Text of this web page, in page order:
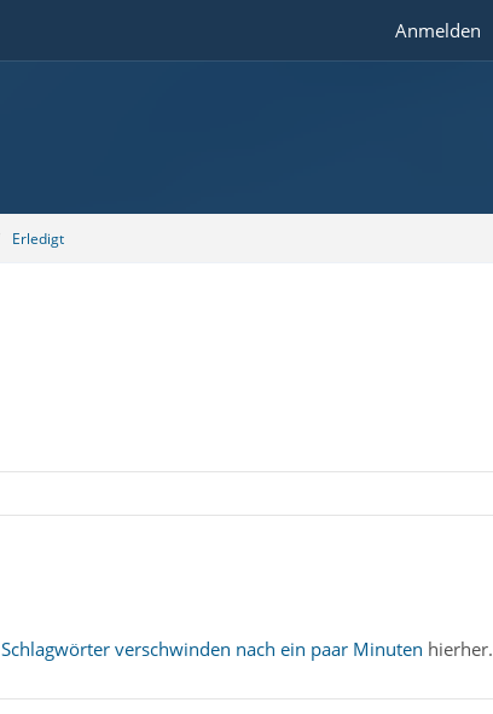
Anmelden
Erledigt
Schlagwörter verschwinden nach ein paar Minuten hierher.